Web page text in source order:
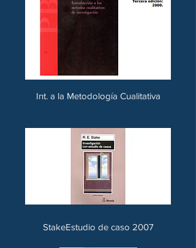
Int. a la Metodología Cualitativa
StakeEstudio de caso 2007